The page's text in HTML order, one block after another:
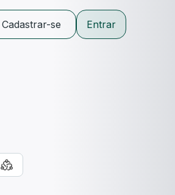
Cadastrar-se Entrar